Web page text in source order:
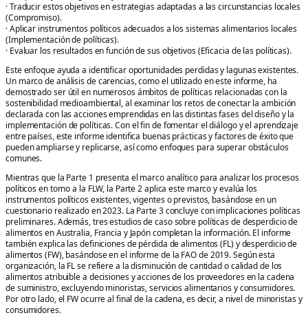
· Traducir estos objetivos en estrategias adaptadas a las circunstancias locales
(Compromiso).
· Aplicar instrumentos políticos adecuados a los sistemas alimentarios locales
(Implementación de políticas).
· Evaluar los resultados en función de sus objetivos (Eficacia de las políticas).
Este enfoque ayuda a identificar oportunidades perdidas y lagunas existentes.
Un marco de análisis de carencias, como el utilizado en este informe, ha
demostrado ser útil en numerosos ámbitos de políticas relacionadas con la
sostenibilidad medioambiental, al examinar los retos de conectar la ambición
declarada con las acciones emprendidas en las distintas fases del diseño y la
implementación de políticas. Con el fin de fomentar el diálogo y el aprendizaje
entre países, este informe identifica buenas prácticas y factores de éxito que
pueden ampliarse y replicarse, así como enfoques para superar obstáculos
comunes.
Mientras que la Parte 1 presenta el marco analítico para analizar los procesos
políticos en torno a la FLW, la Parte 2 aplica este marco y evalúa los
instrumentos políticos existentes, vigentes o previstos, basándose en un
cuestionario realizado en 2023. La Parte 3 concluye con implicaciones políticas
preliminares. Además, tres estudios de caso sobre políticas de desperdicio de
alimentos en Australia, Francia y Japón completan la información. El informe
también explica las definiciones de pérdida de alimentos (FL) y desperdicio de
alimentos (FW), basándose en el informe de la FAO de 2019. Según esta
organización, la FL se refiere a la disminución de cantidad o calidad de los
alimentos atribuible a decisiones y acciones de los proveedores en la cadena
de suministro, excluyendo minoristas, servicios alimentarios y consumidores.
Por otro lado, el FW ocurre al final de la cadena, es decir, a nivel de minoristas y
consumidores.